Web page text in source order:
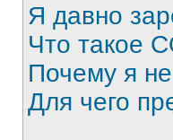
Я давно
Что такое
Почему я
Для чего